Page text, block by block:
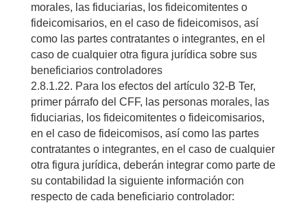
morales, las fiduciarias, los fideicomitentes o
fideicomisarios, en el caso de fideicomisos, así
como las partes contratantes o integrantes, en el
caso de cualquier otra figura jurídica sobre sus
beneficiarios controladores
2.8.1.22. Para los efectos del artículo 32-B Ter,
primer párrafo del CFF, las personas morales, las
fiduciarias, los fideicomitentes o fideicomisarios,
en el caso de fideicomisos, así como las partes
contratantes o integrantes, en el caso de cualquier
otra figura jurídica, deberán integrar como parte de
su contabilidad la siguiente información con
respecto de cada beneficiario controlador: